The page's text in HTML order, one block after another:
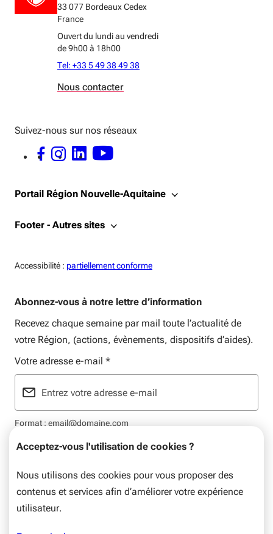
Acceptez-vous l'utilisation de cookies ?
Nous utilisons des cookies pour vous proposer des
contenus et services afin d’améliorer votre expérience
utilisateur.
Action 9. Structurer un réseau régional de
Action 10. Organiser des rencontres
d’affaires en 2020 pour favoriser la
Action 11. Organiser le forum international
2021 à Poitiers.
33 077 Bordeaux Cedex
France
Ouvert du lundi au vendredi
de 9h00 à 18h00
Tel: +33 5 49 38 49 38
Nous contacter
Suivez-nous sur nos réseaux
FACEBOOK - OUVERTURE DANS UNE NOUVELLE FENÊTRE
INSTAGRAM - OUVERTURE DANS UNE NOUVELLE FENÊTRE
LINKEDIN - OUVERTURE DANS UNE NOUVELLE FENÊTRE
YOUTUBE - OUVERTURE DANS UNE NOUVELLE FENÊTRE
Portail Région Nouvelle-Aquitaine
Footer - Autres sites
Accessibilité : Accessiblité:
partiellement conforme
Abonnez-vous à notre lettre d’information
Recevez chaque semaine par mail toute l’actualité de
votre Région, (actions, évènements, dispositifs d’aides).
Votre adresse e-mail *
Format : email@domaine.com
Mentions légales